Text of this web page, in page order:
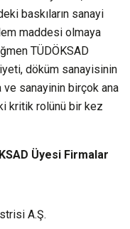
baskıların sanayi
maddesi olmaya
TÜDÖKSAD
döküm sanayisinin
sanayinin birçok ana
kritik rolünü bir kez
Üyesi Firmalar
A.Ş.